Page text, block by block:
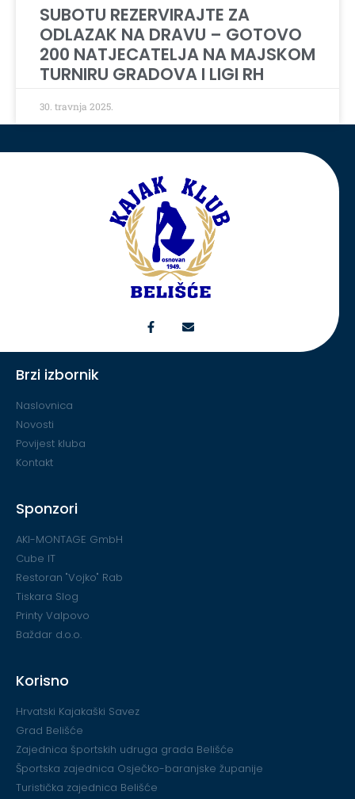
SUBOTU REZERVIRAJTE ZA
ODLAZAK NA DRAVU – GOTOVO
200 NATJECATELJA NA MAJSKOM
TURNIRU GRADOVA I LIGI RH
30. travnja 2025.
Brzi izbornik
Naslovnica
Novosti
Povijest kluba
Kontakt
Sponzori
AKI-MONTAGE GmbH
Cube IT
Restoran "Vojko" Rab
Tiskara Slog
Printy Valpovo
Baždar d.o.o.
Korisno
Hrvatski Kajakaški Savez
Grad Belišće
Zajednica športskih udruga grada Belišće
Športska zajednica Osječko-baranjske županije
Turistička zajednica Belišće